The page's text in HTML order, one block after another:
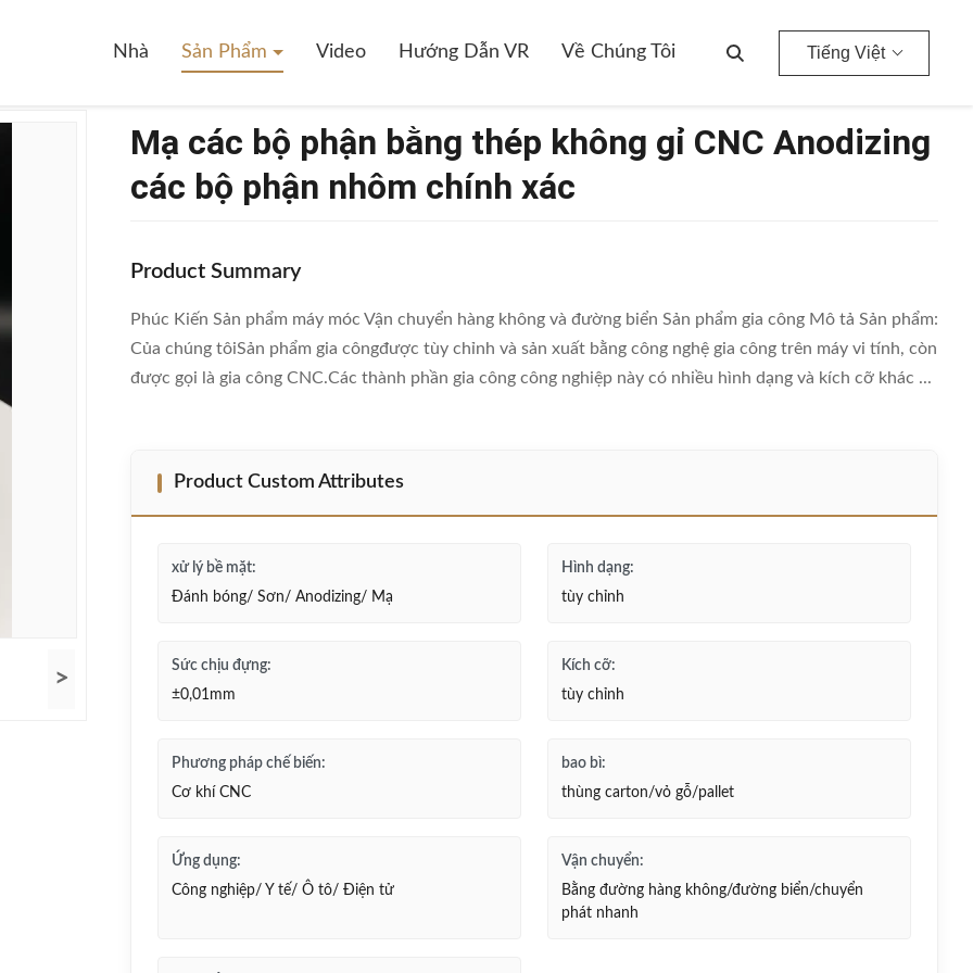
Nhà Sản Phẩm Video Hướng Dẫn VR Về Chúng Tôi Tiếng Việt
>
Mạ các bộ phận bằng thép không gỉ CNC Anodizing
các bộ phận nhôm chính xác
Product Summary
Phúc Kiến Sản phẩm máy móc Vận chuyển hàng không và đường biển Sản phẩm gia công Mô tả Sản phẩm:
Của chúng tôiSản phẩm gia côngđược tùy chỉnh và sản xuất bằng công nghệ gia công trên máy vi tính, còn
được gọi là gia công CNC.Các thành phần gia công công nghiệp này có nhiều hình dạng và kích cỡ khác ...
Product Custom Attributes
xử lý bề mặt:
Đánh bóng/ Sơn/ Anodizing/ Mạ
Hình dạng:
tùy chỉnh
Sức chịu đựng:
±0,01mm
Kích cỡ:
tùy chỉnh
Phương pháp chế biến:
Cơ khí CNC
bao bì:
thùng carton/vỏ gỗ/pallet
Ứng dụng:
Công nghiệp/ Y tế/ Ô tô/ Điện tử
Vận chuyển:
Bằng đường hàng không/đường biển/chuyển
phát nhanh